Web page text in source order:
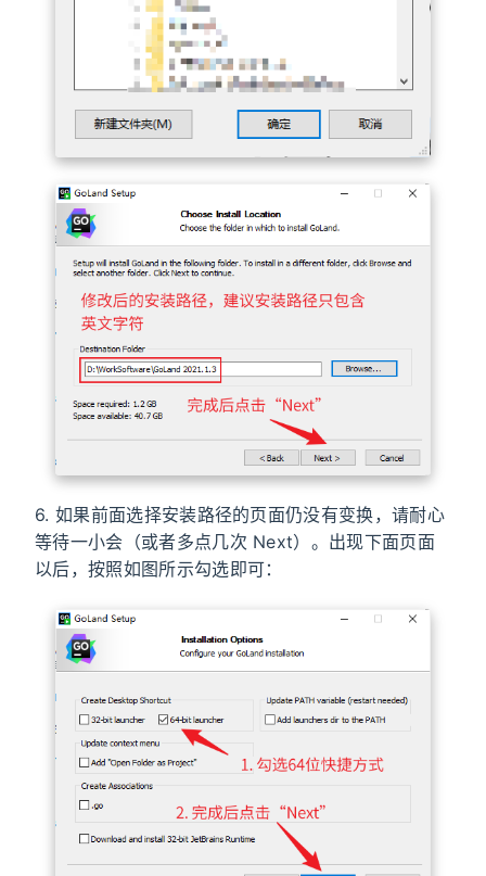
6. 如果前面选择安装路径的页面仍没有变换，请耐心
等待一小会（或者多点几次 Next）。出现下面页面
以后，按照如图所示勾选即可：